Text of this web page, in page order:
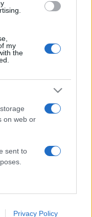
my
the
on web or
sent to
Privacy Policy
képei
mutatják be a
májusban
a 43. Sajtófotó
és szakmai